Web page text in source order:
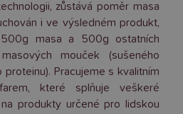
zůstává poměr masa
i ve výsledném produkt,
masa a 500g ostatních
mouček (sušeného
proteinu). Pracujeme s kvalitním
které splňuje veškeré
produkty určené pro lidskou